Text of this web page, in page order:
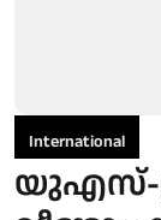
International
യുഎസ്-